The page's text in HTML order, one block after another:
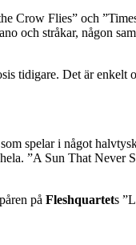
Crow Flies” och
och stråkar, någon
tidigare. Det är enkelt
spelar i något
”A Sun That Never
på Fleshquartets